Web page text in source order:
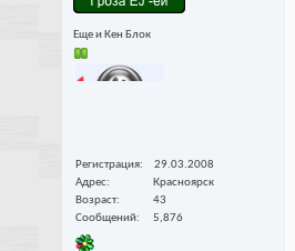
Еще и Кен Блок
Регистрация
29.03.2008
Адрес
Красноярск
Возраст
43
Сообщений
5,876